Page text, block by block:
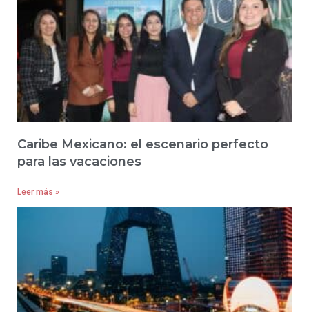
Caribe Mexicano: el escenario perfecto
para las vacaciones
Leer más »